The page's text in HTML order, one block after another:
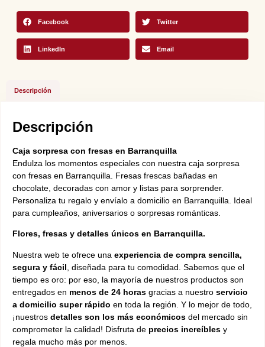
Facebook Twitter
LinkedIn Email
Descripción
Descripción
Caja sorpresa con fresas en Barranquilla
Endulza los momentos especiales con nuestra caja sorpresa
con fresas en Barranquilla. Fresas frescas bañadas en
chocolate, decoradas con amor y listas para sorprender.
Personaliza tu regalo y envíalo a domicilio en Barranquilla. Ideal
para cumpleaños, aniversarios o sorpresas románticas.
Flores, fresas y detalles únicos en Barranquilla.
Nuestra web te ofrece una experiencia de compra sencilla,
segura y fácil , diseñada para tu comodidad. Sabemos que el
tiempo es oro: por eso, la mayoría de nuestros productos son
entregados en menos de 24 horas gracias a nuestro servicio
a domicilio super rápido en toda la región. Y lo mejor de todo,
¡nuestros detalles son los más económicos del mercado sin
comprometer la calidad! Disfruta de precios increíbles y
regala mucho más por menos.